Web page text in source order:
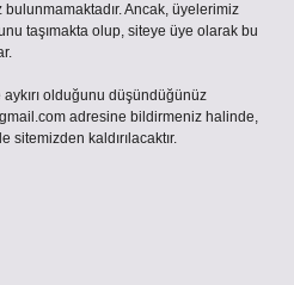
Ancak, üyelerimiz
taşımakta olup, siteye üye olarak bu
olduğunu düşündüğünüz
adresine bildirmeniz halinde,
kaldırılacaktır.